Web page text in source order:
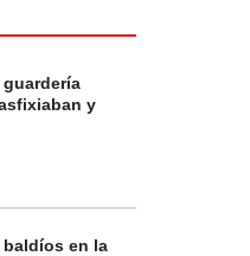
y
en la